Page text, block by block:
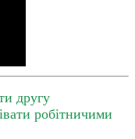
другу
робітничими